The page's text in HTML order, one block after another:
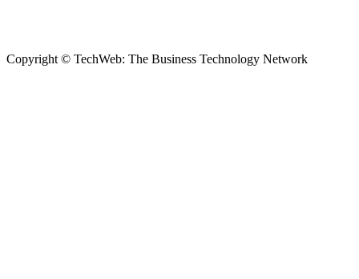
Copyright © TechWeb: The Business Technology Network